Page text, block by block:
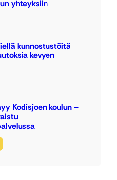
yhteyksiin
kunnostustöitä
kevyen
Kodisjoen koulun –